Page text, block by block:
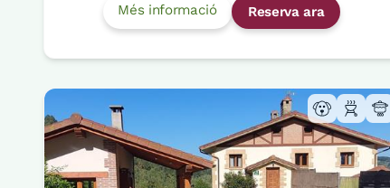
Més informació Reserva ara